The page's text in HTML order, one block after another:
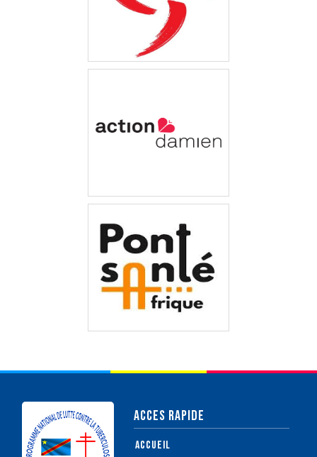
ACCES RAPIDE
Accueil